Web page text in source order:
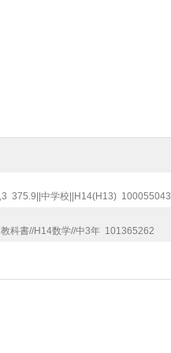
3 375.9||中学校||H14(H13) 100055043
教科書//H14数学//中3年 101365262